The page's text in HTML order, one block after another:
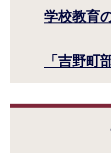
学校教育
「吉野